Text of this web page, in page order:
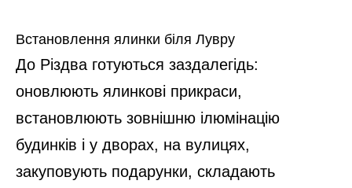
Встановлення ялинки біля Лувру
До Різдва готуються заздалегідь:
оновлюють ялинкові прикраси,
встановлюють зовнішню ілюмінацію
будинків і у дворах, на вулицях,
закуповують подарунки, складають